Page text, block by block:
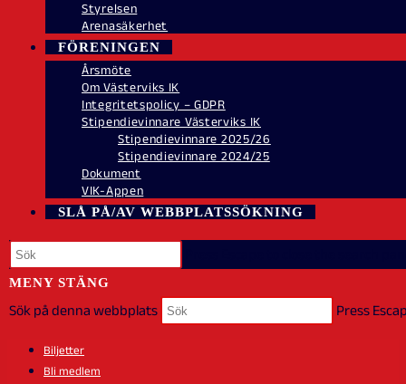
Styrelsen
Arenasäkerhet
FÖRENINGEN
Årsmöte
Om Västerviks IK
Integritetspolicy – GDPR
Stipendievinnare Västerviks IK
Stipendievinnare 2025/26
Stipendievinnare 2024/25
Dokument
VIK-Appen
SLÅ PÅ/AV WEBBPLATSSÖKNING
MENY STÄNG
Sök på denna webbplats Press
Biljetter
Bli medlem